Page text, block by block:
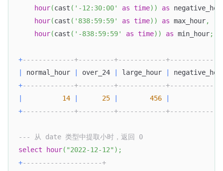
hour(cast ( '-12:30:00' as time) ) as
hour(cast ( '838:59:59' as time) ) as max_hour,
hour(cast ( '-838:59:59' as time) ) as min_hour;
+-------------+---------+------------
normal_hour over_24 large_hour
+-------------+---------+------------
14 25 456
+-------------+---------+------------
--- 从 date 类型中提取小时，返回 0
select
hour( "2022-12-12" ) ;
+--------------------+